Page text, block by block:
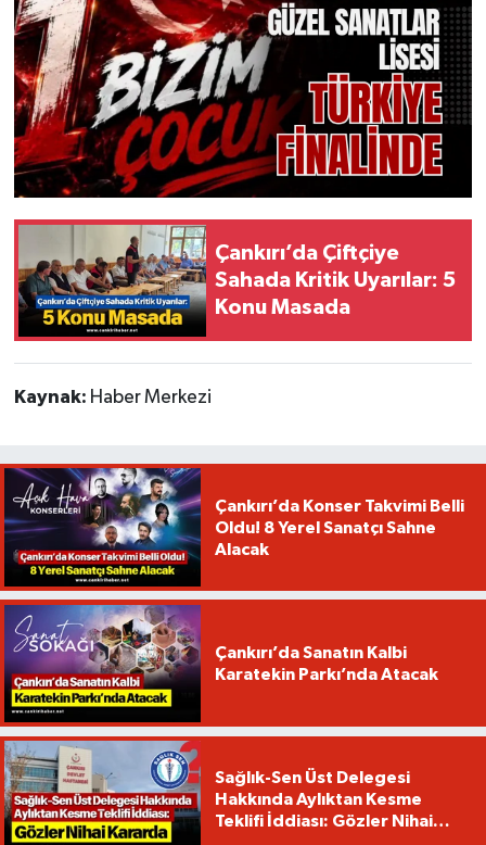
Çankırı’da Çiftçiye
Sahada Kritik Uyarılar: 5
Konu Masada
Kaynak: Haber Merkezi
Çankırı’da Konser Takvimi Belli
Oldu! 8 Yerel Sanatçı Sahne
Alacak
Çankırı’da Sanatın Kalbi
Karatekin Parkı’nda Atacak
Sağlık-Sen Üst Delegesi
Hakkında Aylıktan Kesme
Teklifi İddiası: Gözler Nihai